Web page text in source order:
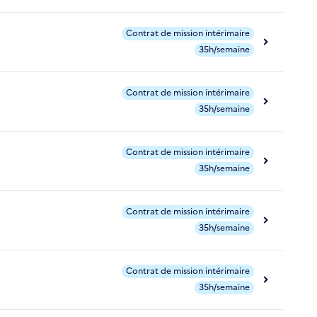
Contrat de mission intérimaire
35h/semaine
Contrat de mission intérimaire
35h/semaine
Contrat de mission intérimaire
35h/semaine
Contrat de mission intérimaire
35h/semaine
Contrat de mission intérimaire
35h/semaine